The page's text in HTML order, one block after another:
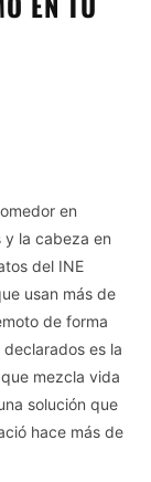
en
y la cabeza en
del INE
usan más de
de forma
es la
mezcla vida
solución que
hace más de